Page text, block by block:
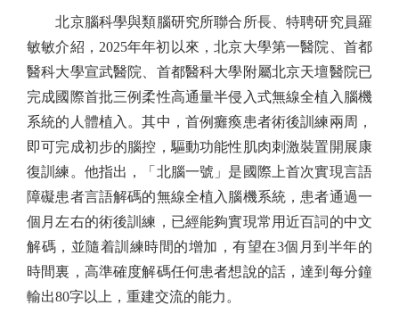
北京腦科學與類腦研究所聯合所長、特聘研究員羅
敏敏介紹，2025年年初以來，北京大學第一醫院、首都
醫科大學宣武醫院、首都醫科大學附屬北京天壇醫院已
完成國際首批三例柔性高通量半侵入式無線全植入腦機
系統的人體植入。其中，首例癱瘓患者術後訓練兩周，
即可完成初步的腦控，驅動功能性肌肉刺激裝置開展康
復訓練。他指出，「北腦一號」是國際上首次實現言語
障礙患者言語解碼的無線全植入腦機系統，患者通過一
個月左右的術後訓練，已經能夠實現常用近百詞的中文
解碼，並隨着訓練時間的增加，有望在3個月到半年的
時間裏，高準確度解碼任何患者想說的話，達到每分鐘
輸出80字以上，重建交流的能力。